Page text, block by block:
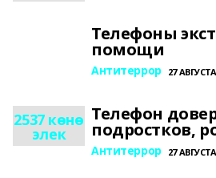
Телефоны
помощи
Антитеррор 27
2537 көнө
элек
Телефон
подростков,
Антитеррор 27